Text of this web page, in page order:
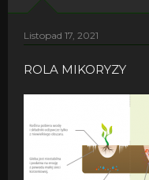
a
r
t
e
y
Listopad 17, 2021
ROLA MIKORYZY